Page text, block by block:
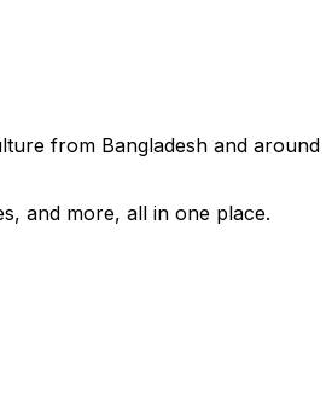
from Bangladesh and around
and more, all in one place.